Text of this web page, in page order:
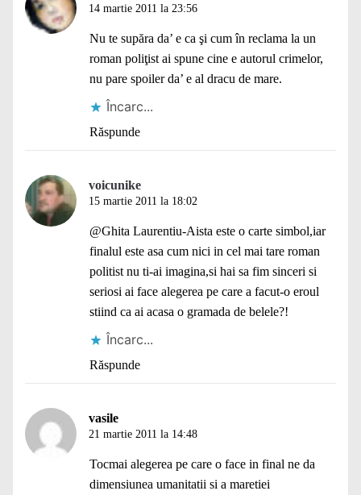
14 martie 2011 la 23:56
Nu te supăra da’ e ca şi cum în reclama la un
roman poliţist ai spune cine e autorul crimelor,
nu pare spoiler da’ e al dracu de mare.
Încarc...
Răspunde
voicunike
15 martie 2011 la 18:02
@Ghita Laurentiu-Aista este o carte simbol,iar
finalul este asa cum nici in cel mai tare roman
politist nu ti-ai imagina,si hai sa fim sinceri si
seriosi ai face alegerea pe care a facut-o eroul
stiind ca ai acasa o gramada de belele?!
Încarc...
Răspunde
vasile
21 martie 2011 la 14:48
Tocmai alegerea pe care o face in final ne da
dimensiunea umanitatii si a maretiei